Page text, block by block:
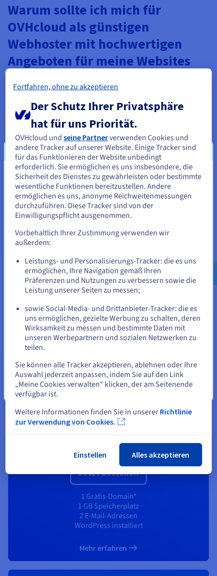
Warum sollte ich mich für
OVHcloud als günstigen
Webhoster mit hochwertigen
Angeboten für meine Websites
erweiterte Funktionen für alle Ihre Onlineprojekte. Ihre
Websites werden unter Einhaltung der lokalen Gesetze in
unseren eigenen Rechenzentren gehostet und unsere Dienste
unterliegen den strengsten Schutzmaßnahmen. Entdecken
Sie unsere breite Palette an günstigen Webhosting-
Angeboten, bei denen Sie keine Abstriche in puncto Qualität
und Sicherheit machen müssen und von starker Leistung zum
bestmöglichen Preis profitieren.
Nutzen Sie eine erschwingliche und zuverlässige Lösung für
Ihr Onlineprojekt. Unsere Shared-Hosting-Angebote
umfassen standardmäßig DDoS-Schutz, unbegrenzten
monatlichen Traffic und gemeinsam genutzte Bandbreite. Um
noch weiter zu gehen, stehen Ihnen zahlreiche Optionen zur
Verfügung, mit denen Sie Ihr Angebot entsprechend Ihren
sich ändernden Anforderungen ergänzen und erweitern
können.
Mit unserem Shared Hosting profitieren Sie von einem im
ersten Jahr kostenlosen Domainnamen, inbegriffenen E-Mail-
Adressen und einem SSL-Zertifikat für optimale Effizienz und
Sicherheit.
Starter
Für einen guten Start bei der Website-Erstellung
1,89 €
inkl. MwSt./Monat
3,09 €
Jetzt bestellen
1 Gratis-Domain*
1 GB Speicherplatz
2 E-Mail-Adressen
WordPress installiert
Mehr erfahren
Sie scheinen sich in Vereinigte
Staaten zu befinden.
Wenn Sie aus Vereinigte Staaten bestellen möchten, müssen Sie
sich auf der entsprechenden Website umsehen und dort einen
Account erstellen.
us.ovhcloud.com/
Englisch USD - $
oder
Auf der aktuellen Website bleiben
Eine andere Website wählen
Schließen
Fortfahren, ohne zu akzeptieren
Der Schutz Ihrer Privatsphäre
hat für uns Priorität.
OVHcloud undseine Partnerverwenden Cookies und
andere Tracker auf unserer Website. Einige Tracker sind
für das Funktionieren der Website unbedingt
erforderlich. Sie ermöglichen es uns insbesondere, die
Sicherheit des Dienstes zu gewährleisten oder bestimmte
wesentliche Funktionen bereitzustellen. Andere
ermöglichen es uns, anonyme Reichweitenmessungen
durchzuführen. Diese Tracker sind von der
Einwilligungspflicht ausgenommen.
Vorbehaltlich Ihrer Zustimmung verwenden wir
außerdem:
Leistungs- und Personalisierungs-Tracker: die es uns
ermöglichen, Ihre Navigation gemäß Ihren
Präferenzen und Nutzungen zu verbessern sowie die
Leistung unserer Seiten zu messen;
sowie Social-Media- und Drittanbieter-Tracker: die es
uns ermöglichen, gezielte Werbung zu schalten, deren
Wirksamkeit zu messen und bestimmte Daten mit
unseren Werbepartnern und sozialen Netzwerken zu
teilen.
Sie können alle Tracker akzeptieren, ablehnen oder Ihre
Auswahl jederzeit anpassen, indem Sie auf den Link
„Meine Cookies verwalten“ klicken, der am Seitenende
verfügbar ist.
Weitere Informationen finden Sie in unserer Richtlinie
zur Verwendung von Cookies.
Einstellen Alles akzeptieren